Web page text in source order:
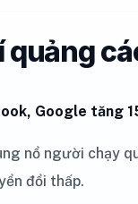
Google tăng
nổ người chạy
đổi thấp.